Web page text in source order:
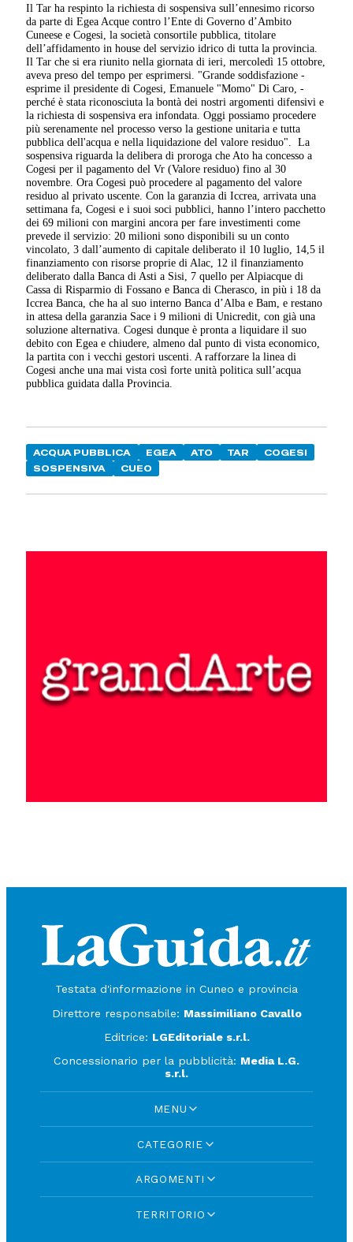
Il Tar ha respinto la richiesta di sospensiva sull’ennesimo ricorso
da parte di Egea Acque contro l’Ente di Governo d’Ambito
Cuneese e Cogesi, la società consortile pubblica, titolare
dell’affidamento in house del servizio idrico di tutta la provincia.
Il Tar che si era riunito nella giornata di ieri, mercoledì 15 ottobre,
aveva preso del tempo per esprimersi. "Grande soddisfazione -
esprime il presidente di Cogesi, Emanuele "Momo" Di Caro, -
perché è stata riconosciuta la bontà dei nostri argomenti difensivi e
la richiesta di sospensiva era infondata. Oggi possiamo procedere
più serenamente nel processo verso la gestione unitaria e tutta
pubblica dell'acqua e nella liquidazione del valore residuo".
La
sospensiva riguarda la delibera di proroga che Ato ha concesso a
Cogesi per il pagamento del Vr (Valore residuo) fino al 30
novembre. Ora Cogesi può procedere al pagamento del valore
residuo al privato uscente. Con la garanzia di Iccrea, arrivata una
settimana fa, Cogesi e i suoi soci pubblici, hanno l’intero pacchetto
dei 69 milioni con margini ancora per fare investimenti come
prevede il servizio: 20 milioni sono disponibili su un conto
vincolato, 3 dall’aumento di capitale deliberato il 10 luglio, 14,5 il
finanziamento con risorse proprie di Alac, 12 il finanziamento
deliberato dalla Banca di Asti a Sisi, 7 quello per Alpiacque di
Cassa di Risparmio di Fossano e Banca di Cherasco, in più i 18 da
Iccrea Banca, che ha al suo interno Banca d’Alba e Bam, e restano
in attesa della garanzia Sace i 9 milioni di Unicredit, con già una
soluzione alternativa. Cogesi dunque è pronta a liquidare il suo
debito con Egea e chiudere, almeno dal punto di vista economico,
la partita con i vecchi gestori uscenti. A rafforzare la linea di
Cogesi anche una mai vista così forte unità politica sull’acqua
pubblica guidata dalla Provincia.
ACQUA PUBBLICA EGEA ATO TAR
COGESI
SOSPENSIVA
CUEO
Testata d'informazione in Cuneo e provincia
Direttore responsabile: Massimiliano Cavallo
Editrice: LGEditoriale s.r.l.
Concessionario per la pubblicità: Media L.G.
s.r.l.
MENU
CATEGORIE
ARGOMENTI
TERRITORIO